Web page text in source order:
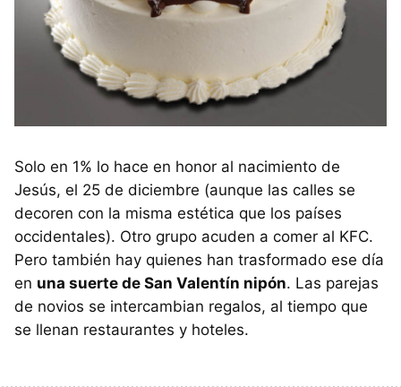
Solo en 1% lo hace en honor al nacimiento de
Jesús, el 25 de diciembre (aunque las calles se
decoren con la misma estética que los países
occidentales). Otro grupo acuden a comer al KFC.
Pero también hay quienes han trasformado ese día
en una suerte de San Valentín nipón. Las parejas
de novios se intercambian regalos, al tiempo que
se llenan restaurantes y hoteles.